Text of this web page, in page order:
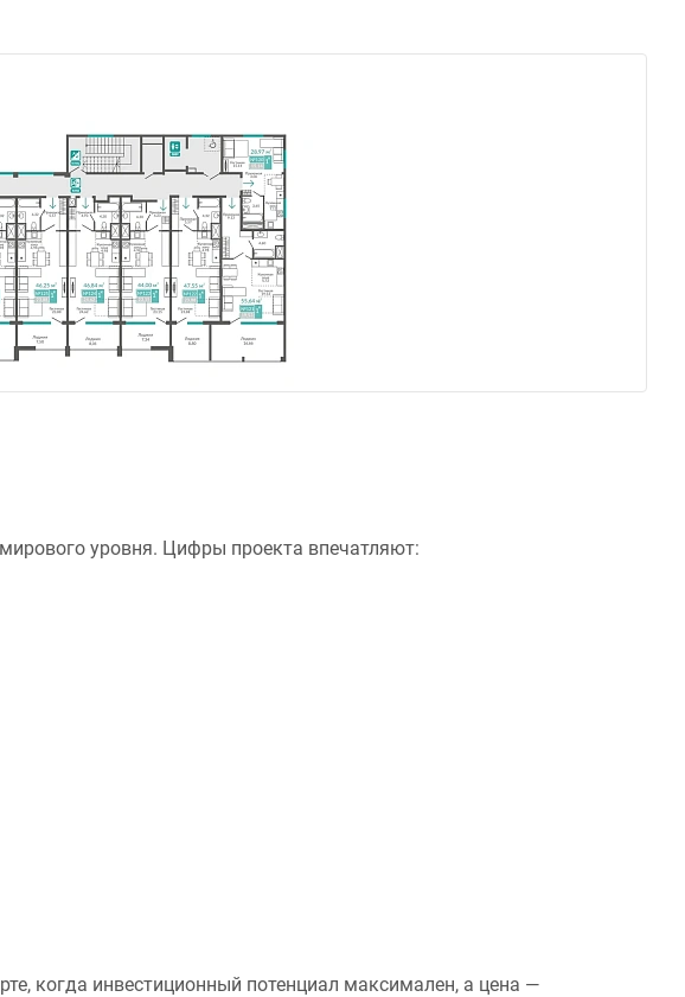
уровня. Цифры проекта впечатляют:
когда инвестиционный потенциал максимален, а цена —